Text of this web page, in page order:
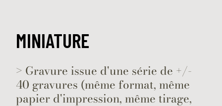
MINIATURE
> Gravure issue d'une série de +/-
40 gravures (même format, même
papier d'impression, même tirage,